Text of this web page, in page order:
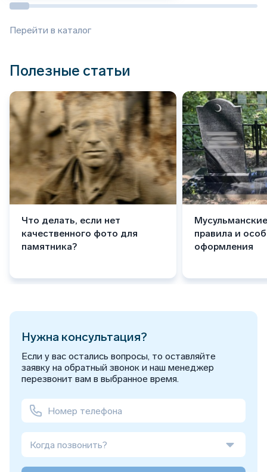
Перейти в каталог
Полезные статьи
Что делать, если нет
качественного фото для
памятника?
правила и
оформления
Нужна консультация?
Если у вас остались вопросы, то оставляйте
заявку на обратный звонок и наш менеджер
перезвонит вам в выбранное время.
Когда позвонить?